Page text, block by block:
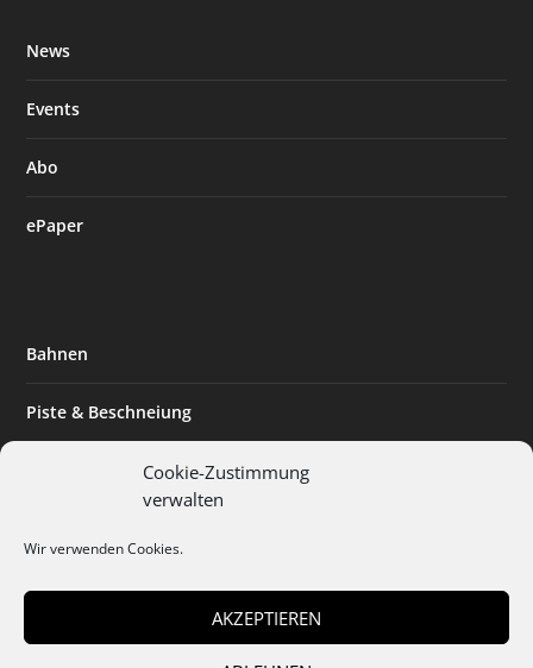
Cookie-Zustimmung
verwalten
Wir verwenden Cookies.
AKZEPTIEREN
News
Events
Abo
ePaper
Bahnen
Piste & Beschneiung
Expertise & Technik